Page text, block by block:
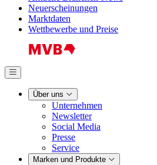
Neuerscheinungen
Marktdaten
Wettbewerbe und Preise
Über uns
Unternehmen
Newsletter
Social Media
Presse
Service
Marken und Produkte